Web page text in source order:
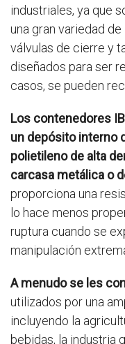
industriales, ya que
una gran variedad
válvulas de cierre y
diseñados para ser
casos, se pueden
Los contenedores
un depósito interno
polietileno de alta
carcasa metálica o
proporciona una
lo hace menos
ruptura cuando se
manipulación
A menudo se les
utilizados por una
incluyendo la
bebidas, la industria